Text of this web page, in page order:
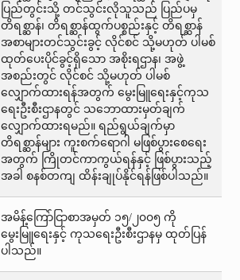
ပြည်တွင်းသို့ တင်သွင်းလိုသူသည် ပြည်ပမှ
တိရစ္ဆာန်၊ တိရစ္ဆာန်ထွက်ပစ္စည်းနှင့် တိရစ္ဆာန်
အစာများတင်သွင်းခွင့် လိုင်စင် သို့မဟုတ် ပါမစ်
ထုတ်ပေးပိုင်ခွင့်ရှိသော အစိုးရဌာန၊ အဖွဲ့
အစည်းတွင် လိုင်စင် သို့မဟုတ် ပါမစ်
လျှောက်ထားရန်အတွက် မွေးမြူရေးနှင့်ကုသ
ရေးဦးစီးဌာနတွင် သဘောထားမှတ်ချက်
လျှောက်ထားရမည်။ ရည်ရွယ်ချက်မှာ
တိရစ္ဆာန်များ ကူးစက်ရောဂါ မဖြစ်ပွားစေရေး
အတွက် ကြိုတင်ကာကွယ်ရန်နှင့် ဖြစ်ပွားသည့်
အခါ စနစ်တကျ ထိန်းချုပ်နိုင်ရန်ဖြစ်ပါသည်။
အမိန့်ကြော်ငြာစာအမှတ် ၁၅/၂၀၀၅ ကို
မွေးမြူရေးနှင့် ကုသရေးဦးစီးဌာနမှ ထုတ်ပြန်
ပါသည်။